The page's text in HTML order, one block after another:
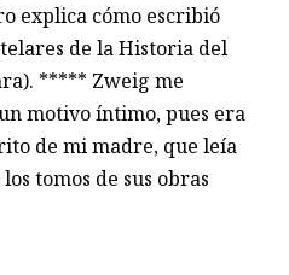
explica cómo escribió
de la Historia del
***** Zweig me
motivo íntimo, pues era
de mi madre, que leía
tomos de sus obras